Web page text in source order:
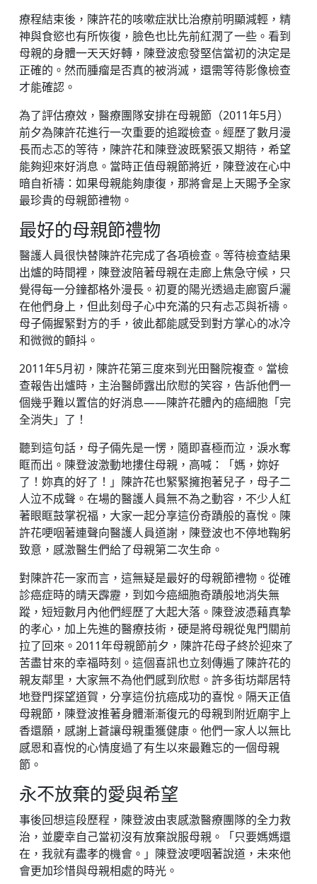
療程結束後，陳許花的咳嗽症狀比治療前明顯減輕，精
神與食慾也有所恢復，臉色也比先前紅潤了一些。看到
母親的身體一天天好轉，陳登波愈發堅信當初的決定是
正確的。然而腫瘤是否真的被消滅，還需等待影像檢查
才能確認。
為了評估療效，醫療團隊安排在母親節（2011年5月）
前夕為陳許花進行一次重要的追蹤檢查。經歷了數月漫
長而忐忑的等待，陳許花和陳登波既緊張又期待，希望
能夠迎來好消息。當時正值母親節將近，陳登波在心中
暗自祈禱：如果母親能夠康復，那將會是上天賜予全家
最珍貴的母親節禮物。
最好的母親節禮物
醫護人員很快替陳許花完成了各項檢查。等待檢查結果
出爐的時間裡，陳登波陪著母親在走廊上焦急守候，只
覺得每一分鐘都格外漫長。初夏的陽光透過走廊窗戶灑
在他們身上，但此刻母子心中充滿的只有忐忑與祈禱。
母子倆握緊對方的手，彼此都能感受到對方掌心的冰冷
和微微的顫抖。
2011年5月初，陳許花第三度來到光田醫院複查。當檢
查報告出爐時，主治醫師露出欣慰的笑容，告訴他們一
個幾乎難以置信的好消息——陳許花體內的癌細胞「完
全消失」了！
聽到這句話，母子倆先是一愣，隨即喜極而泣，淚水奪
眶而出。陳登波激動地摟住母親，高喊：「媽，妳好
了！妳真的好了！」陳許花也緊緊擁抱著兒子，母子二
人泣不成聲。在場的醫護人員無不為之動容，不少人紅
著眼眶鼓掌祝福，大家一起分享這份奇蹟般的喜悅。陳
許花哽咽著連聲向醫護人員道謝，陳登波也不停地鞠躬
致意，感激醫生們給了母親第二次生命。
對陳許花一家而言，這無疑是最好的母親節禮物。從確
診癌症時的晴天霹靂，到如今癌細胞奇蹟般地消失無
蹤，短短數月內他們經歷了大起大落。陳登波憑藉真摯
的孝心，加上先進的醫療技術，硬是將母親從鬼門關前
拉了回來。2011年母親節前夕，陳許花母子終於迎來了
苦盡甘來的幸福時刻。這個喜訊也立刻傳遍了陳許花的
親友鄰里，大家無不為他們感到欣慰。許多街坊鄰居特
地登門探望道賀，分享這份抗癌成功的喜悅。隔天正值
母親節，陳登波推著身體漸漸復元的母親到附近廟宇上
香還願，感謝上蒼讓母親重獲健康。他們一家人以無比
感恩和喜悅的心情度過了有生以來最難忘的一個母親
節。
永不放棄的愛與希望
事後回想這段歷程，陳登波由衷感激醫療團隊的全力救
治，並慶幸自己當初沒有放棄說服母親。「只要媽媽還
在，我就有盡孝的機會。」陳登波哽咽著說道，未來他
會更加珍惜與母親相處的時光。